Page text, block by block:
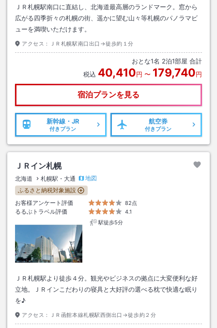
ＪＲ札幌駅南口に直結し、北海道最高層のランドマーク。窓から
広がる四季折々の札幌の街、遥かに望む山々等札幌のパノラマビ
ューを満喫いただけます。
アクセス： ＪＲ札幌駅南口出口→徒歩約１分
おとな1名 2泊1部屋 合計
税込 40,410円 〜 179,740円
宿泊プランを見る
新幹線・JR
付きプラン
航空券
付きプラン
ＪＲイン札幌
北海道 札幌駅・大通
地図
ふるさと納税対象施設
お客様アンケート評価
82点
るるぶトラベル評価
4.1
駅徒歩5分
ＪＲ札幌駅より徒歩４分。観光やビジネスの拠点に大変便利な好
立地。ＪＲインこだわりの寝具と大好評の選べる枕で快適な眠り
を♪
アクセス： ＪＲ函館本線札幌駅西側出口→徒歩約２分